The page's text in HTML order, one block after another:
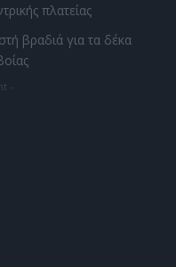
πλατείας
βραδιά για τα δέκα
-